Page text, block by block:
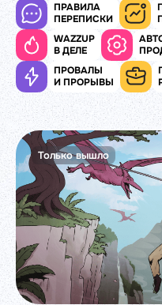
ПРАВИЛА
ПЕРЕПИСКИ
WAZZUP
В ДЕЛЕ
ПРОВАЛЫ
И ПРОРЫВЫ
Только вышло